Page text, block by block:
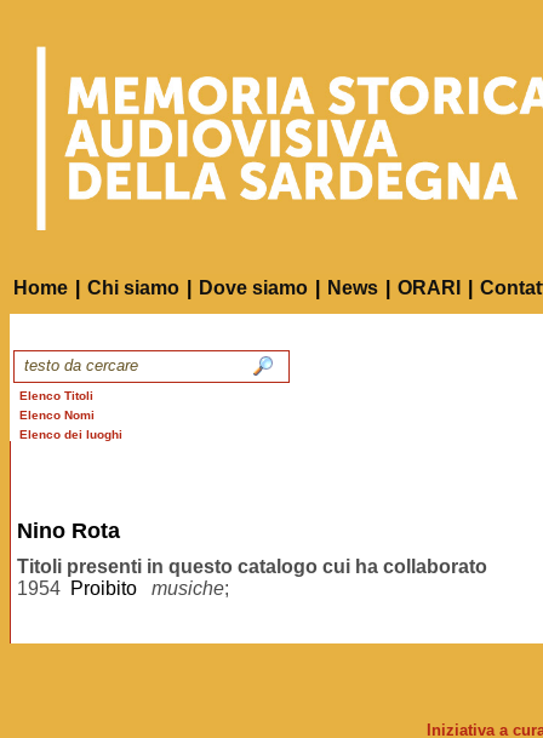
Home Chi siamo Dove siamo News ORARI
Elenco Titoli
Elenco Nomi
Elenco dei luoghi
Nino Rota
Titoli presenti in questo catalogo cui ha collaborato
1954 Proibito musiche;
Iniziativa a